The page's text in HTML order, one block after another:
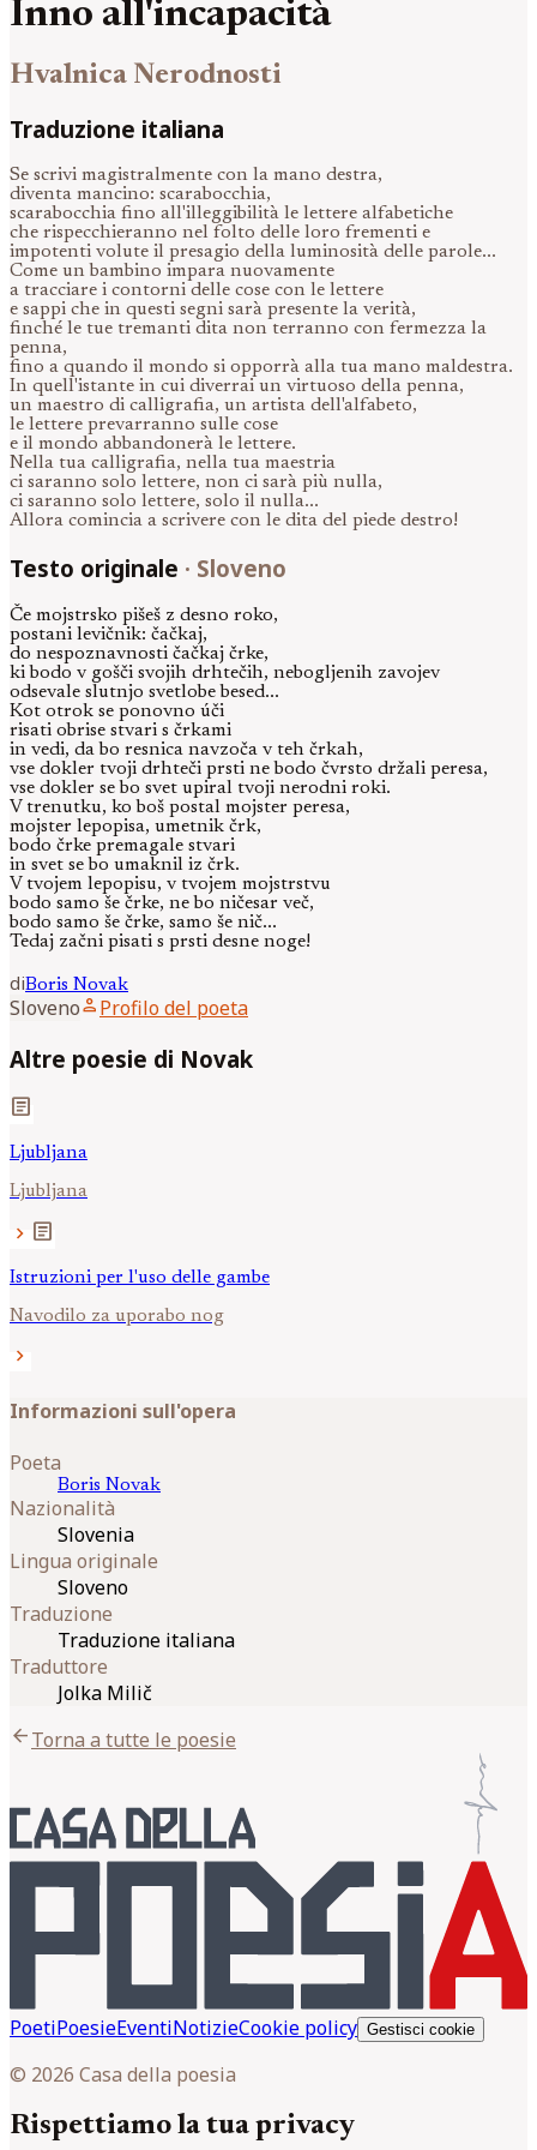
Inno all'incapacità
Hvalnica Nerodnosti
Traduzione italiana
Se scrivi magistralmente con la mano destra,
diventa mancino: scarabocchia,
scarabocchia fino all'illeggibilità le lettere alfabetiche
che rispecchieranno nel folto delle loro frementi e
impotenti volute il presagio della luminosità delle parole...
Come un bambino impara nuovamente
a tracciare i contorni delle cose con le lettere
e sappi che in questi segni sarà presente la verità,
finché le tue tremanti dita non terranno con fermezza la
penna,
fino a quando il mondo si opporrà alla tua mano maldestra.
In quell'istante in cui diverrai un virtuoso della penna,
un maestro di calligrafia, un artista dell'alfabeto,
le lettere prevarranno sulle cose
e il mondo abbandonerà le lettere.
Nella tua calligrafia, nella tua maestria
ci saranno solo lettere, non ci sarà più nulla,
ci saranno solo lettere, solo il nulla...
Allora comincia a scrivere con le dita del piede destro!
Testo originale · Sloveno
Če mojstrsko pišeš z desno roko,
postani levičnik: čačkaj,
do nespoznavnosti čačkaj črke,
ki bodo v gošči svojih drhtečih, nebogljenih zavojev
odsevale slutnjo svetlobe besed...
Kot otrok se ponovno úči
risati obrise stvari s črkami
in vedi, da bo resnica navzoča v teh črkah,
vse dokler tvoji drhteči prsti ne bodo čvrsto držali peresa,
vse dokler se bo svet upiral tvoji nerodni roki.
V trenutku, ko boš postal mojster peresa,
mojster lepopisa, umetnik črk,
bodo črke premagale stvari
in svet se bo umaknil iz črk.
V tvojem lepopisu, v tvojem mojstrstvu
bodo samo še črke, ne bo ničesar več,
bodo samo še črke, samo še nič...
Tedaj začni pisati s prsti desne noge!
diBoris Novak
Slovenoperson Profilo del poeta
Altre poesie di Novak
article
Ljubljana
Ljubljana
chevron_right article
Istruzioni per l'uso delle gambe
Navodilo za uporabo nog
chevron_right
Informazioni sull'opera
Poeta
Boris Novak
Nazionalità
Slovenia
Lingua originale
Sloveno
Traduzione
Traduzione italiana
Traduttore
Jolka Milič
arrow_backTorna a tutte le poesie
PoetiPoesieEventiNotizieCookie policy Gestisci cookie
© 2026 Casa della poesia
Rispettiamo la tua privacy